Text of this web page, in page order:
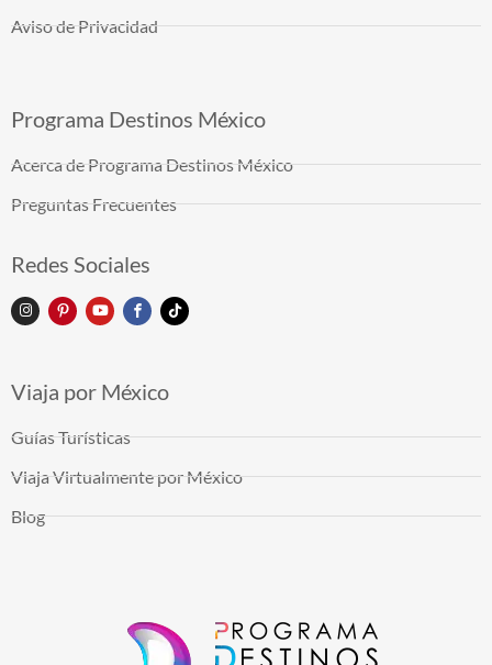
Aviso de Privacidad
Programa Destinos México
Acerca de Programa Destinos México
Preguntas Frecuentes
Redes Sociales
Viaja por México
Guías Turísticas
Viaja Virtualmente por México
Blog